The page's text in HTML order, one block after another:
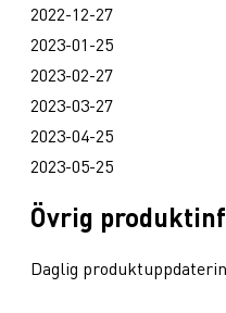
2022-12-27
2023-01-25
2023-02-27
2023-03-27
2023-04-25
2023-05-25
Övrig
Daglig